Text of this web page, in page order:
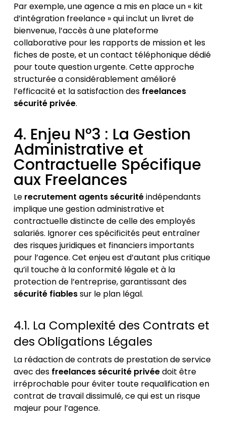
Par exemple, une agence a mis en place un « kit
d’intégration freelance » qui inclut un livret de
bienvenue, l’accès à une plateforme
collaborative pour les rapports de mission et les
fiches de poste, et un contact téléphonique dédié
pour toute question urgente. Cette approche
structurée a considérablement amélioré
l’efficacité et la satisfaction des freelances
sécurité privée.
4. Enjeu N°3 : La Gestion
Administrative et
Contractuelle Spécifique
aux Freelances
Le recrutement agents sécuritéindépendants
implique une gestion administrative et
contractuelle distincte de celle des employés
salariés. Ignorer ces spécificités peut entraîner
des risques juridiques et financiers importants
pour l’agence. Cet enjeu est d’autant plus critique
qu’il touche à la conformité légale et à la
protection de l’entreprise, garantissant des
sécurité fiablessur le plan légal.
4.1. La Complexité des Contrats et
des Obligations Légales
La rédaction de contrats de prestation de service
avec des freelances sécurité privéedoit être
irréprochable pour éviter toute requalification en
contrat de travail dissimulé, ce qui est un risque
majeur pour l’agence.